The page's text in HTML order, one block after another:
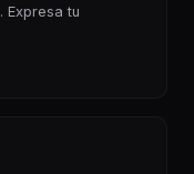
Expresa tu